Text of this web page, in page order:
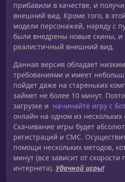
прибавили в качестве, и
внешний вид. Кроме того, в
модели персонажей, наряду с
были внедрены новые скины, и
реалистичный внешний вид.
Данная версия обладает
требованиями и имеет
пойдет даже на стареньких
займет не более 10 минут.
загрузке и начинайте игру с
онлайн на одном из нескольких
Скачивание игры будет
регистраций и СМС.
помощи нескольких методов,
минут (все зависит от
интернета). Удачной игры!